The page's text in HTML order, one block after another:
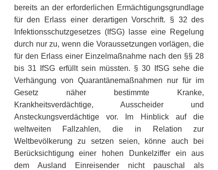
bereits an der erforderlichen Ermächtigungsgrundlage
für den Erlass einer derartigen Vorschrift. § 32 des
Infektionsschutzgesetzes (IfSG) lasse eine Regelung
durch nur zu, wenn die Voraussetzungen vorlägen, die
für den Erlass einer Einzelmaßnahme nach den §§ 28
bis 31 IfSG erfüllt sein müssten. § 30 IfSG sehe die
Verhängung von Quarantänemaßnahmen nur für im
Gesetz näher bestimmte Kranke,
Krankheitsverdächtige, Ausscheider und
Ansteckungsverdächtige vor. Im Hinblick auf die
weltweiten Fallzahlen, die in Relation zur
Weltbevölkerung zu setzen seien, könne auch bei
Berücksichtigung einer hohen Dunkelziffer ein aus
dem Ausland Einreisender nicht pauschal als